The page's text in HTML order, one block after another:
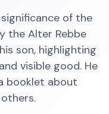
of the
the Alter Rebbe
son, highlighting
visible good. He
booklet about